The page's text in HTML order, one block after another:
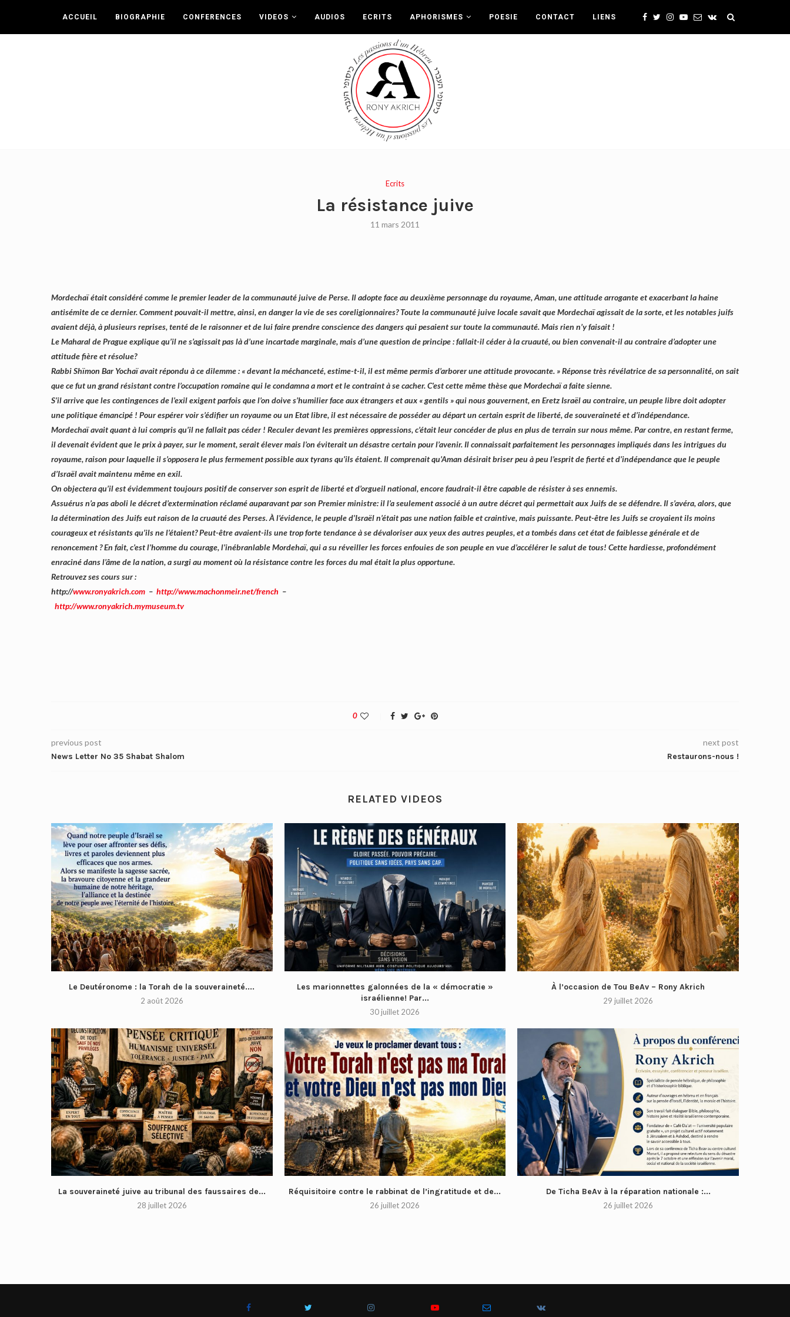
ACCUEIL BIOGRAPHIE CONFERENCES VIDEOS AUDIOS ECRITS APHORISMES POESIE CONTACT LIENS
Ecrits
La résistance juive
11 mars 2011
Mordechaï était considéré comme le premier leader de la communauté juive de Perse. Il adopte face au deuxième personnage du royaume, Aman, une attitude arrogante et exacerbant la haine
antisémite de ce dernier. Comment pouvait-il mettre, ainsi, en danger la vie de ses coreligionnaires? Toute la communauté juive locale savait que Mordechaï agissait de la sorte, et les notables juifs
avaient déjà, à plusieurs reprises, tenté de le raisonner et de lui faire prendre conscience des dangers qui pesaient sur toute la communauté. Mais rien n’y faisait !
Le Maharal de Prague explique qu’il ne s’agissait pas là d’une incartade marginale, mais d’une question de principe : fallait-il céder à la cruauté, ou bien convenait-il au contraire d’adopter une
attitude fière et résolue?
Rabbi Shïmon Bar Yochaï avait répondu à ce dilemme : « devant la méchanceté, estime-t-il, il est même permis d’arborer une attitude provocante. » Réponse très révélatrice de sa personnalité, on sait
que ce fut un grand résistant contre l’occupation romaine qui le condamna a mort et le contraint à se cacher. C’est cette même thèse que Mordechaï a faite sienne.
S’il arrive que les contingences de l’exil exigent parfois que l’on doive s’humilier face aux étrangers et aux « gentils » qui nous gouvernent, en Eretz Israël au contraire, un peuple libre doit adopter
une politique émancipé ! Pour espérer voir s’édifier un royaume ou un Etat libre, il est nécessaire de posséder au départ un certain esprit de liberté, de souveraineté et d’indépendance.
Mordechaï avait quant à lui compris qu’il ne fallait pas céder ! Reculer devant les premières oppressions, c’était leur concéder de plus en plus de terrain sur nous même. Par contre, en restant ferme,
il devenait évident que le prix à payer, sur le moment, serait élever mais l’on éviterait un désastre certain pour l’avenir. Il connaissait parfaitement les personnages impliqués dans les intrigues du
royaume, raison pour laquelle il s’opposera le plus fermement possible aux tyrans qu’ils étaient. Il comprenait qu’Aman désirait briser peu à peu l’esprit de fierté et d’indépendance que le peuple
d’Israël avait maintenu même en exil.
On objectera qu’il est évidemment toujours positif de conserver son esprit de liberté et d’orgueil national, encore faudrait-il être capable de résister à ses ennemis.
Assuérus n’a pas aboli le décret d’extermination réclamé auparavant par son Premier ministre: il l’a seulement associé à un autre décret qui permettait aux Juifs de se défendre. Il s’avéra, alors, que
la détermination des Juifs eut raison de la cruauté des Perses. À l’évidence, le peuple d’Israël n’était pas une nation faible et craintive, mais puissante. Peut-être les Juifs se croyaient ils moins
courageux et résistants qu’ils ne l’étaient? Peut-être avaient-ils une trop forte tendance à se dévaloriser aux yeux des autres peuples, et a tombés dans cet état de faiblesse générale et de
renoncement ? En fait, c’est l’homme du courage, l’inébranlable Mordehaï, qui a su réveiller les forces enfouies de son peuple en vue d’accélérer le salut de tous! Cette hardiesse, profondément
enraciné dans l’âme de la nation, a surgi au moment où la résistance contre les forces du mal était la plus opportune.
Retrouvez ses cours sur :
http://www.ronyakrich.com – http://www.machonmeir.net/french –
http://www.ronyakrich.mymuseum.tv
0
previous post
News Letter No 35 Shabat Shalom
next post
Restaurons-nous !
RELATED VIDEOS
Le Deutéronome : la Torah de la souveraineté....
2 août 2026
Les marionnettes galonnées de la « démocratie »
israélienne! Par...
30 juillet 2026
À l’occasion de Tou BeAv – Rony Akrich
29 juillet 2026
La souveraineté juive au tribunal des faussaires de...
28 juillet 2026
Réquisitoire contre le rabbinat de l’ingratitude et de...
26 juillet 2026
De Ticha BeAv à la réparation nationale :...
26 juillet 2026